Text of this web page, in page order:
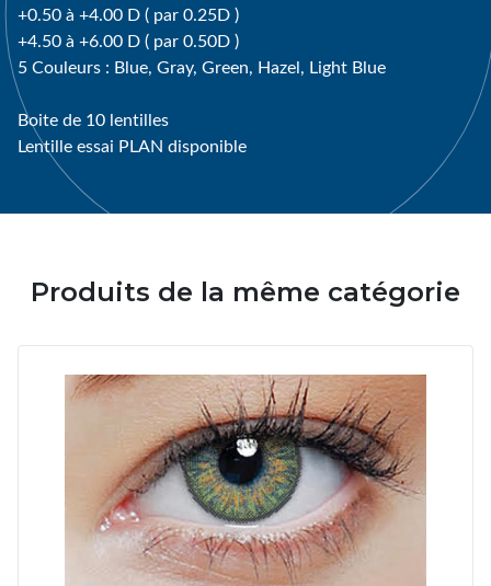
+0.50 à +4.00 D ( par 0.25D )
+4.50 à +6.00 D ( par 0.50D )
5 Couleurs : Blue, Gray, Green, Hazel, Light Blue
Boite de 10 lentilles
Lentille essai PLAN disponible
Produits de la même catégorie